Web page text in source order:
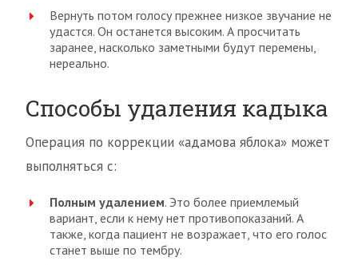
Вернуть потом голосу прежнее низкое звучание не
удастся. Он останется высоким. А просчитать
заранее, насколько заметными будут перемены,
нереально.
Способы удаления кадыка
Операция по коррекции «адамова яблока» может
выполняться с:
Полным удалением. Это более приемлемый
вариант, если к нему нет противопоказаний. А
также, когда пациент не возражает, что его голос
станет выше по тембру.